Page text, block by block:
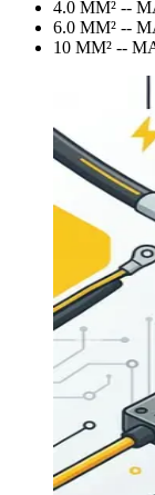
4.0 MM² --
6.0 MM² --
10 MM² --